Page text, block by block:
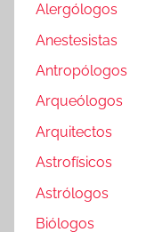
Alergólogos
Anestesistas
Antropólogos
Arqueólogos
Arquitectos
Astrofísicos
Astrólogos
Biólogos